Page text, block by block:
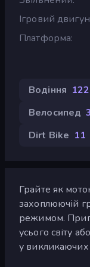
Ігровий двигун
Платформа
Водіння 122
Велосипед
Dirt Bike 11
Грайте як
захоплюючій
режимом.
усього світу
у